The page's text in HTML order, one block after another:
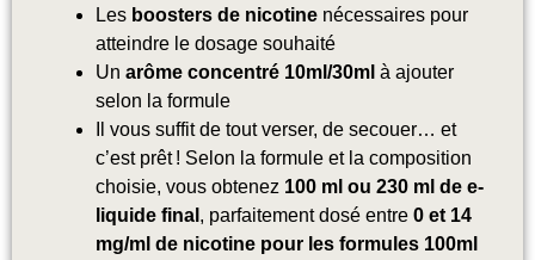
Les boosters de nicotine nécessaires pour
atteindre le dosage souhaité
Un arôme concentré 10ml/30ml à ajouter
selon la formule
Il vous suffit de tout verser, de secouer… et
c’est prêt ! Selon la formule et la composition
choisie, vous obtenez 100 ml ou 230 ml de e-
liquide final , parfaitement dosé entre 0 et 14
mg/ml de nicotine pour les formules 100ml